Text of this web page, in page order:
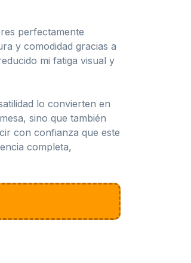
perfectamente
y comodidad gracias a
mi fatiga visual y
lo convierten en
sino que también
con confianza que este
completa,